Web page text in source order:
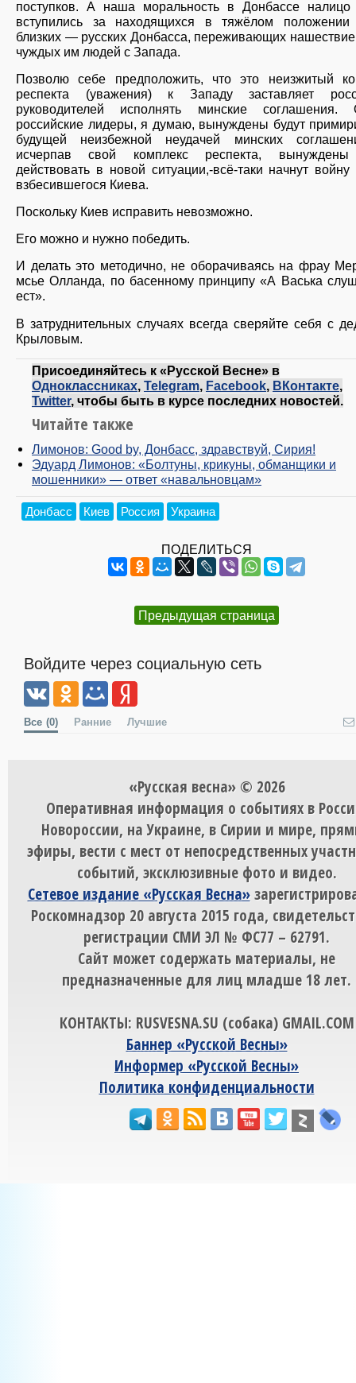
поступков. А наша моральность в Донбассе
вступились за находящихся в тяжёлом
близких — русских Донбасса, переживающих
чуждых им людей с Запада.
Позволю себе предположить, что это неизжитый
респекта (уважения) к Западу заставляет
руководителей исполнять минские соглашения.
российские лидеры, я думаю, вынуждены будут
будущей неизбежной неудачей минских
исчерпав свой комплекс респекта, вынуждены
действовать в новой ситуации,-всё-таки начнут войну
взбесившегося Киева.
Поскольку Киев исправить невозможно.
Его можно и нужно победить.
И делать это методично, не оборачиваясь на фрау
мсье Олланда, по басенному принципу «А Васька
ест».
В затруднительных случаях всегда сверяйте себя с
Крыловым.
Присоединяйтесь к «Русской Весне» в
Одноклассниках, Telegram, Facebook, ВКонтакте,
Twitter, чтобы быть в курсе последних новостей.
Читайте также
Лимонов: Good by, Донбасс, здравствуй, Сирия!
Эдуард Лимонов: «Болтуны, крикуны, обманщики и
мошенники» — ответ «навальновцам»
Донбасс Киев Россия Украина
ПОДЕЛИТЬСЯ
Предыдущая страница
Войдите через социальную сеть
Все (0) Ранние Лучшие
«Русская весна» © 2026
Оперативная информация о событиях в
Новороссии, на Украине, в Сирии и мире,
эфиры, вести с мест от непосредственных
событий, эксклюзивные фото и видео.
Сетевое издание «Русская Весна»
Роскомнадзор 20 августа 2015 года,
регистрации СМИ ЭЛ № ФС77 – 62791.
Сайт может содержать материалы, не
предназначенные для лиц младше 18 лет.
КОНТАКТЫ: RUSVESNA.SU (собака) GMAIL.COM
Баннер «Русской Весны»
Информер «Русской Весны»
Политика конфиденциальности